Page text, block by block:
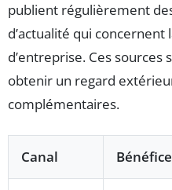
publient régulièrement
d’actualité qui concernent
d’entreprise. Ces
obtenir un regard
complémentaires.
Canal